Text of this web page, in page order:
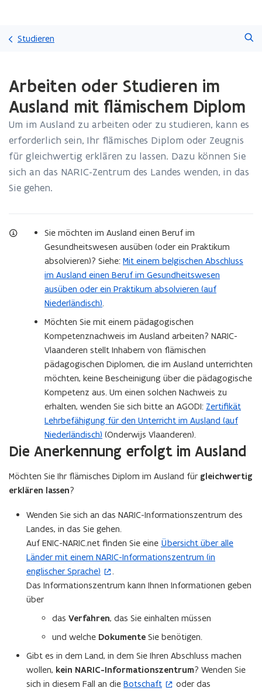
übergehen
Studieren
fertig.
Sie
befinden
auf:
Arbeiten
oder
Studieren
Ausland
Diplom
Arbeiten oder Studieren im
Ausland mit flämischem Diplom
Um im Ausland zu arbeiten oder zu studieren, kann es
erforderlich sein, Ihr flämisches Diplom oder Zeugnis
für gleichwertig erklären zu lassen. Dazu können Sie
sich an das NARIC-Zentrum des Landes wenden, in das
Sie gehen.
Sie möchten im Ausland einen Beruf im
Gesundheitswesen ausüben (oder ein Praktikum
absolvieren)? Siehe: Mit einem belgischen Abschluss
im Ausland einen Beruf im Gesundheitswesen
ausüben oder ein Praktikum absolvieren (auf
Niederländisch).
Möchten Sie mit einem pädagogischen
Kompetenznachweis im Ausland arbeiten? NARIC-
Vlaanderen stellt Inhabern von flämischen
pädagogischen Diplomen, die im Ausland unterrichten
möchten, keine Bescheinigung über die pädagogische
Kompetenz aus. Um einen solchen Nachweis zu
erhalten, wenden Sie sich bitte an AGODI: Zertifikät
Lehrbefähigung für den Unterricht im Ausland (auf
Niederländisch) (Onderwijs Vlaanderen).
Die Anerkennung erfolgt im Ausland
Möchten Sie Ihr flämisches Diplom im Ausland für gleichwertig
erklären lassen?
Wenden Sie sich an das NARIC-Informationszentrum des
Landes, in das Sie gehen.
Auf ENIC-NARIC.net finden Sie eine Übersicht über alle
Länder mit einem NARIC-Informationszentrum (in
englischer Sprache)
(
ö
f
e
i
n
n
e
.
Das Informationszentrum kann Ihnen Informationen geben
über
das Verfahren, das Sie einhalten müssen
und welche Dokumente Sie benötigen.
Gibt es in dem Land, in dem Sie Ihren Abschluss machen
wollen, kein NARIC-Informationszentrum? Wenden Sie
sich in diesem Fall an die Botschaft
(
oder das